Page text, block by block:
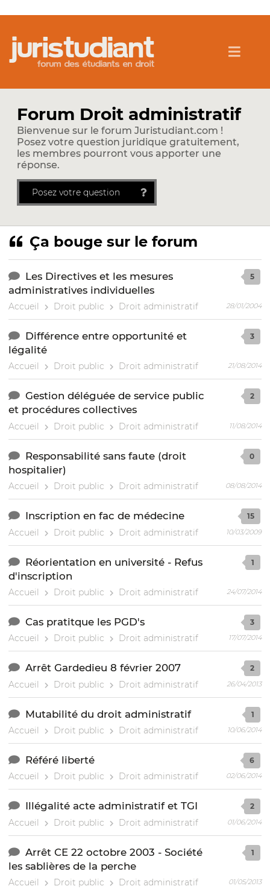
Forum Droit administratif
Bienvenue sur le forum Juristudiant.com !
Posez votre question juridique gratuitement,
les membres pourront vous apporter une
réponse.
Posez votre question
Ça bouge sur le forum
Les Directives et les mesures
administratives individuelles
Accueil Droit public Droit administratif
5
28/01/2004
Différence entre opportunité et
légalité
Accueil Droit public Droit administratif
3
21/08/2014
Gestion déléguée de service public
et procédures collectives
Accueil Droit public Droit administratif
2
11/08/2014
Responsabilité sans faute (droit
hospitalier)
Accueil Droit public Droit administratif
0
08/08/2014
Inscription en fac de médecine
Accueil Droit public Droit administratif
15
10/03/2009
Réorientation en université - Refus
d'inscription
Accueil Droit public Droit administratif
1
24/07/2014
Cas pratitque les PGD's
Accueil Droit public Droit administratif
3
17/07/2014
Arrêt Gardedieu 8 février 2007
Accueil Droit public Droit administratif
2
26/04/2013
Mutabilité du droit administratif
Accueil Droit public Droit administratif
1
10/06/2014
Référé liberté
Accueil Droit public Droit administratif
6
02/06/2014
Illégalité acte administratif et TGI
Accueil Droit public Droit administratif
2
01/06/2014
Arrêt CE 22 octobre 2003 - Société
les sablières de la perche
Accueil Droit public Droit administratif
1
01/05/2013